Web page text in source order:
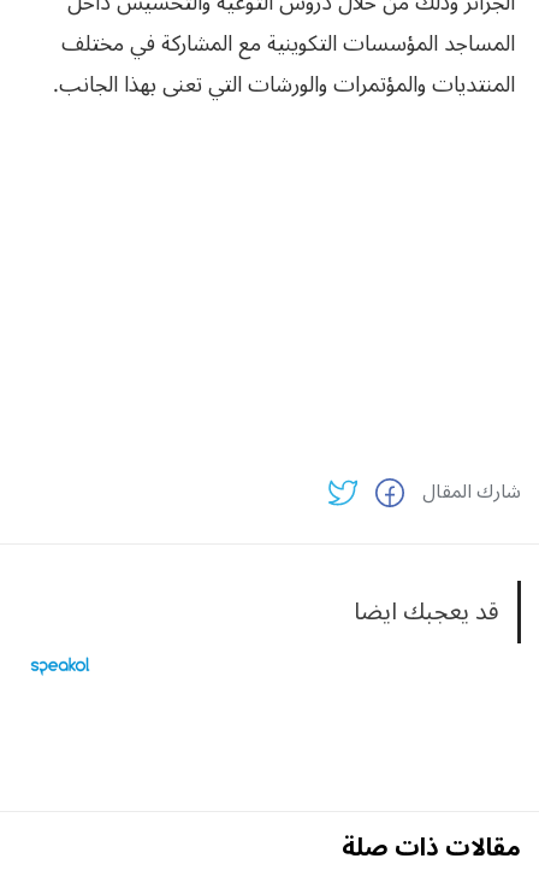
المساجد المؤسسات التكوينية مع المشاركة في مختلف
المنتديات والمؤتمرات والورشات التي تعنى بهذا الجانب.
شارك المقال
قد يعجبك ايضا
مقالات ذات صلة